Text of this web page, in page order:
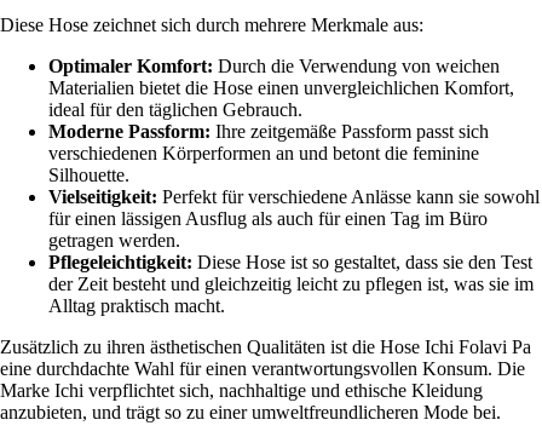
Diese Hose zeichnet sich durch mehrere Merkmale aus:
Optimaler Komfort: Durch die Verwendung von weichen
Materialien bietet die Hose einen unvergleichlichen Komfort,
ideal für den täglichen Gebrauch.
Moderne Passform: Ihre zeitgemäße Passform passt sich
verschiedenen Körperformen an und betont die feminine
Silhouette.
Vielseitigkeit: Perfekt für verschiedene Anlässe kann sie sowohl
für einen lässigen Ausflug als auch für einen Tag im Büro
getragen werden.
Pflegeleichtigkeit: Diese Hose ist so gestaltet, dass sie den Test
der Zeit besteht und gleichzeitig leicht zu pflegen ist, was sie im
Alltag praktisch macht.
Zusätzlich zu ihren ästhetischen Qualitäten ist die Hose Ichi Folavi Pa
eine durchdachte Wahl für einen verantwortungsvollen Konsum. Die
Marke Ichi verpflichtet sich, nachhaltige und ethische Kleidung
anzubieten, und trägt so zu einer umweltfreundlicheren Mode bei.